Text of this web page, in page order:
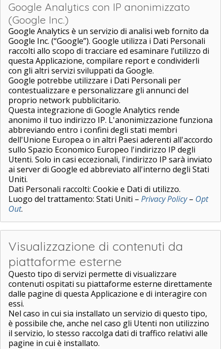
Google Analytics con IP anonimizzato
(Google Inc.)
Google Analytics è un servizio di analisi web fornito da
Google Inc. (“Google”). Google utilizza i Dati Personali
raccolti allo scopo di tracciare ed esaminare l’utilizzo di
questa Applicazione, compilare report e condividerli
con gli altri servizi sviluppati da Google.
Google potrebbe utilizzare i Dati Personali per
contestualizzare e personalizzare gli annunci del
proprio network pubblicitario.
Questa integrazione di Google Analytics rende
anonimo il tuo indirizzo IP. L'anonimizzazione funziona
abbreviando entro i confini degli stati membri
dell'Unione Europea o in altri Paesi aderenti all'accordo
sullo Spazio Economico Europeo l'indirizzo IP degli
Utenti. Solo in casi eccezionali, l'indirizzo IP sarà inviato
ai server di Google ed abbreviato all'interno degli Stati
Uniti.
Dati Personali raccolti: Cookie e Dati di utilizzo.
Luogo del trattamento: Stati Uniti – Privacy Policy– Opt
Out.
Visualizzazione di contenuti da
piattaforme esterne
Questo tipo di servizi permette di visualizzare
contenuti ospitati su piattaforme esterne direttamente
dalle pagine di questa Applicazione e di interagire con
essi.
Nel caso in cui sia installato un servizio di questo tipo,
è possibile che, anche nel caso gli Utenti non utilizzino
il servizio, lo stesso raccolga dati di traffico relativi alle
pagine in cui è installato.